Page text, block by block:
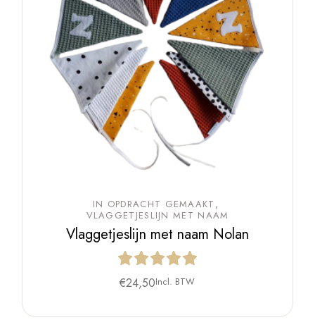
IN OPDRACHT GEMAAKT
VLAGGETJESLIJN MET NAAM
Vlaggetjeslijn met naam Nolan
€24,50Incl. BTW